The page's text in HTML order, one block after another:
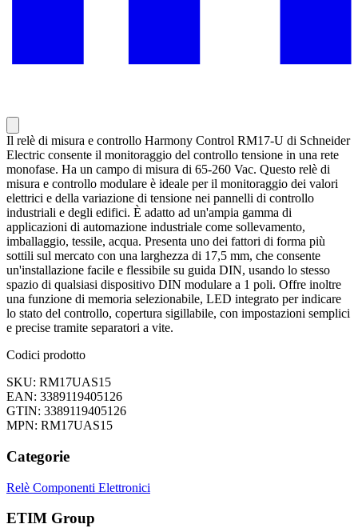
Il relè di misura e controllo Harmony Control RM17-U di Schneider
Electric consente il monitoraggio del controllo tensione in una rete
monofase. Ha un campo di misura di 65-260 Vac. Questo relè di
misura e controllo modulare è ideale per il monitoraggio dei valori
elettrici e della variazione di tensione nei pannelli di controllo
industriali e degli edifici. È adatto ad un'ampia gamma di
applicazioni di automazione industriale come sollevamento,
imballaggio, tessile, acqua. Presenta uno dei fattori di forma più
sottili sul mercato con una larghezza di 17,5 mm, che consente
un'installazione facile e flessibile su guida DIN, usando lo stesso
spazio di qualsiasi dispositivo DIN modulare a 1 poli. Offre inoltre
una funzione di memoria selezionabile, LED integrato per indicare
lo stato del controllo, copertura sigillabile, con impostazioni semplici
e precise tramite separatori a vite.
Codici prodotto
SKU: RM17UAS15
EAN: 3389119405126
GTIN: 3389119405126
MPN: RM17UAS15
Categorie
Relè Componenti Elettronici
ETIM Group